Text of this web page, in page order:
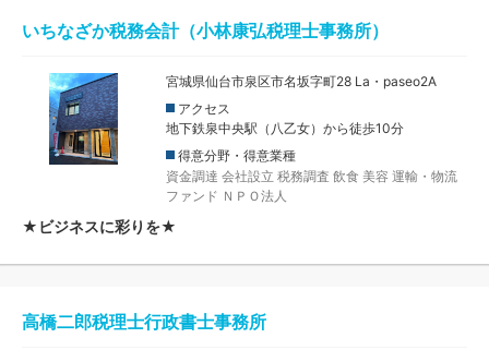
いちなざか税務会計（小林康弘税理士事務所）
宮城県仙台市泉区市名坂字町28 La・paseo2A
アクセス
地下鉄泉中央駅（八乙女）から徒歩10分
得意分野・得意業種
資金調達 会社設立 税務調査 飲食 美容 運輸・物流
ファンド ＮＰＯ法人
★ビジネスに彩りを★
高橋二郎税理士行政書士事務所